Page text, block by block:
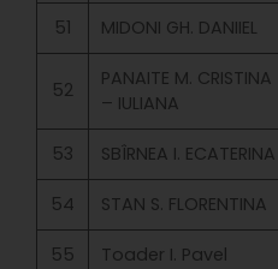
51 MIDONI GH. DANIIEL
52
PANAITE M. CRISTINA
– IULIANA
53 SBÎRNEA I. ECATERINA
54 STAN S. FLORENTINA
55 Toader I. Pavel